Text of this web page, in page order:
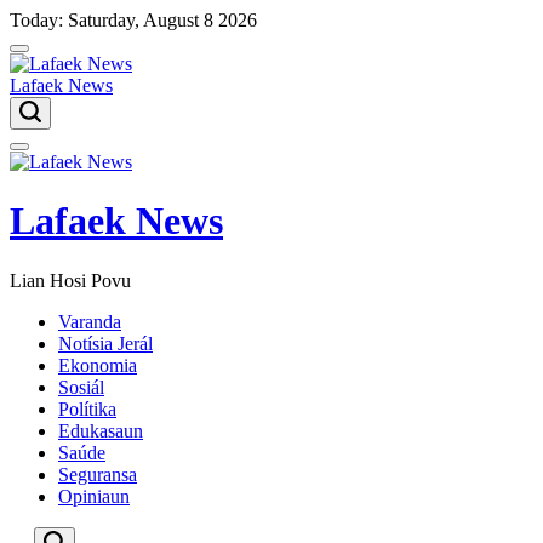
Skip
to
content
Today: Saturday, August 8 2026
Lafaek News
Menu
Lafaek News
Lian Hosi Povu
Varanda
Notísia Jerál
Ekonomia
Sosiál
Polítika
Edukasaun
Saúde
Seguransa
Opiniaun